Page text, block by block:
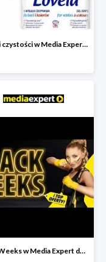
Środki czystości w Media Expert do -50%
Black Weeks w Media Expert do -80%